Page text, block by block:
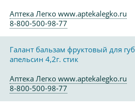
Аптека Легко www.aptekalegko.ru
8-800-500-98-77
Галант бальзам фруктовый для губ
апельсин 4,2г. стик
Аптека Легко www.aptekalegko.ru
8-800-500-98-77